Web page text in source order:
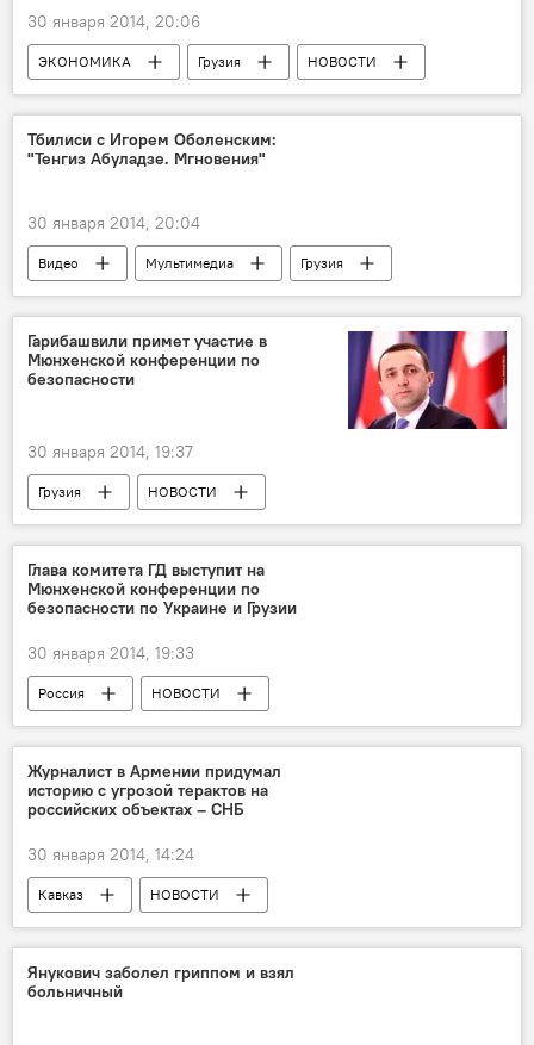
30 января 2014, 20:06
ЭКОНОМИКА Грузия НОВОСТИ
Тбилиси с Игорем Оболенским:
"Тенгиз Абуладзе. Мгновения"
30 января 2014, 20:04
Видео Мультимедиа
Грузия
КУЛЬТУРА
НОВОСТИ
ОБЩЕСТВО
Цикл передач "Тбилиси с Игорем Оболенским"
Гарибашвили примет участие в
Мюнхенской конференции по
безопасности
30 января 2014, 19:37
Грузия НОВОСТИ
Глава комитета ГД выступит на
Мюнхенской конференции по
безопасности по Украине и Грузии
30 января 2014, 19:33
Россия НОВОСТИ
Журналист в Армении придумал
историю с угрозой терактов на
российских объектах – СНБ
30 января 2014, 14:24
Кавказ НОВОСТИ
Янукович заболел гриппом и взял
больничный